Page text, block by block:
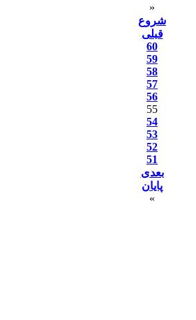
«
شروع
قبلی
60
59
58
57
56
55
54
53
52
51
بعدی
پایان
»